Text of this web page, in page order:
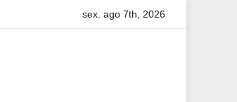
Adriene Silva Livro de Luiz
sex. ago 7th, 2026